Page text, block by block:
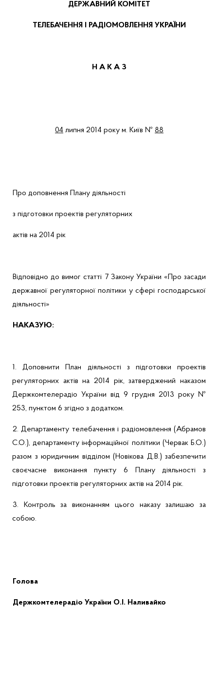
ДЕРЖАВНИЙ КОМІТЕТ
ТЕЛЕБАЧЕННЯ І РАДІОМОВЛЕННЯ УКРАЇНИ
Н А К А З
04 липня 2014 року м. Київ № 88
Про доповнення Плану діяльності
з підготовки проектів регуляторних
актів на 2014 рік
Відповідно до вимог статті 7 Закону України «Про засади
державної регуляторної політики у сфері господарської
діяльності»
НАКАЗУЮ:
1. Доповнити План діяльності з підготовки проектів
регуляторних актів на 2014 рік, затверджений наказом
Держкомтелерадіо України від 9 грудня 2013 року №
253, пунктом 6 згідно з додатком.
2. Департаменту телебачення і радіомовлення (Абрамов
С.О.), департаменту інформаційної політики (Червак Б.О.)
разом з юридичним відділом (Новікова Д.В.) забезпечити
своєчасне виконання пункту 6 Плану діяльності з
підготовки проектів регуляторних актів на 2014 рік.
3. Контроль за виконанням цього наказу залишаю за
собою.
Голова
Держкомтелерадіо України О.І. Наливайко